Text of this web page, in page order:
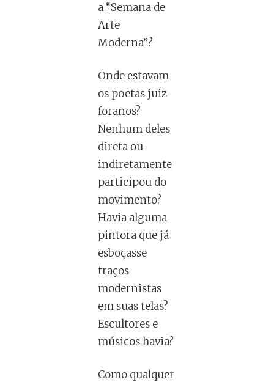
a “Semana de
Arte
Moderna”?
Onde estavam
os poetas juiz-
foranos?
Nenhum deles
direta ou
indiretamente
participou do
movimento?
Havia alguma
pintora que já
esboçasse
traços
modernistas
em suas telas?
Escultores e
músicos havia?
Como qualquer